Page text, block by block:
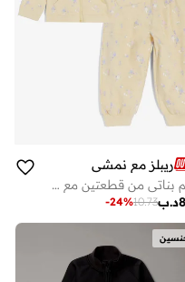
ريبلز مع نمشي
طقم بناتي من قطعتين مع سويت شيرت وبنطلون رياضي
د.ب10.73
-24%